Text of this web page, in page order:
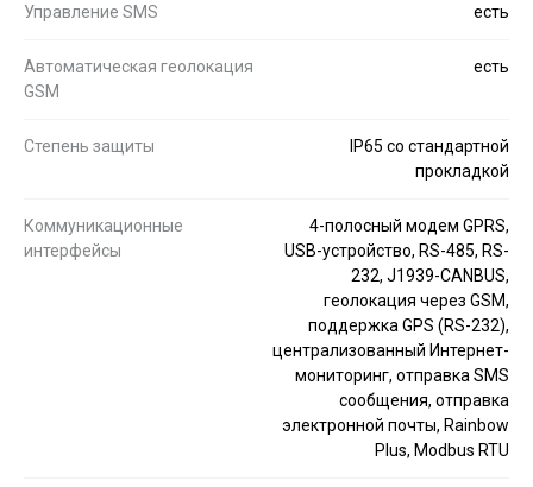
Управление SMS есть
Автоматическая геолокация
GSM
есть
Степень защиты
IP65 со стандартной
прокладкой
Коммуникационные
интерфейсы
4-полосный модем GPRS,
USB-устройство, RS-485, RS-
232, J1939-CANBUS,
геолокация через GSM,
поддержка GPS (RS-232),
централизованный Интернет-
мониторинг, отправка SMS
сообщения, отправка
электронной почты, Rainbow
Plus, Modbus RTU